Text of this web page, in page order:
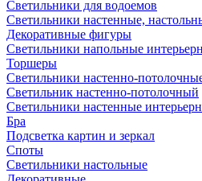
Светильники для водоемов
Светильники настенные,
Декоративные фигуры
Светильники напольные
Торшеры
Светильники настенно-
Светильник настенно-потолочный
Светильники настенные
Бра
Подсветка картин и зеркал
Споты
Светильники настольные